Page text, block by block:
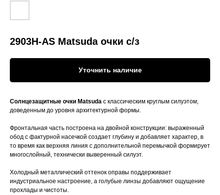
2903H-AS Matsuda очки c/з
Уточнить наличие
Солнцезащитные очки Matsuda с классическим круглым силуэтом,
доведенным до уровня архитектурной формы.
Фронтальная часть построена на двойной конструкции: выраженный
обод с фактурной насечкой создает глубину и добавляет характер, в
то время как верхняя линия с дополнительной перемычкой формирует
многослойный, технически выверенный силуэт.
Холодный металлический оттенок оправы поддерживает
индустриальное настроение, а голубые линзы добавляют ощущение
прохлады и чистоты.